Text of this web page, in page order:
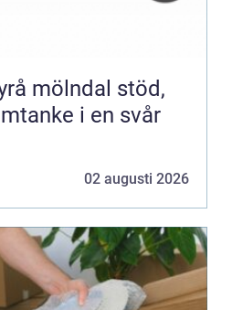
stöd,
i en svår
02 augusti 2026